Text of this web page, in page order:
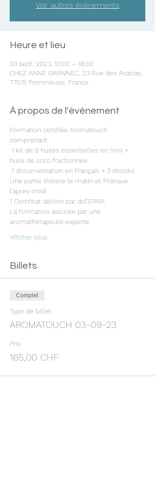
Voir autres événements
Heure et lieu
03 sept. 2023, 10:00 – 18:00
CHEZ ANNE GRANNEC, 23 Rue des Acacias,
77515 Pommeuse, France
À propos de l'événement
Formation certifiée Aromatouch
comprenant
1 kit de 8 huiles essentielles en 5ml +
huile de coco fractionnée
1 documentation en Français + 3 ebooks
Une partie théorie le matin et Pratique
l'après-midi
1 Certificat délivré par doTERRA
La formation assurée par une
aromathérapeute experte
Afficher plus
Billets
Complet
Type de billet
AROMATOUCH 03-09-23
Prix
165,00 CHF